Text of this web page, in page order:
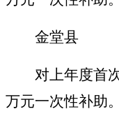
金堂县
对上年度首次
万元一次性补助。